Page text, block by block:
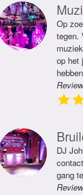
Op
tegen.
op het
DJ
gang